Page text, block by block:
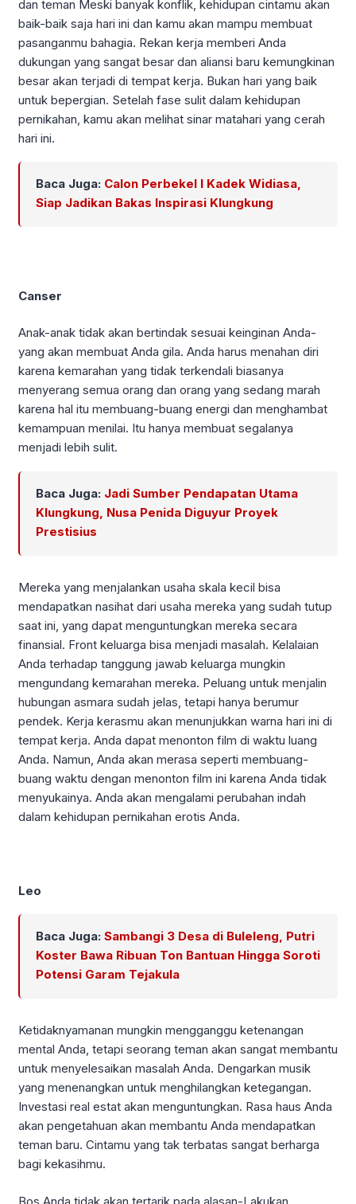
dan teman Meski banyak konflik, kehidupan cintamu akan
baik-baik saja hari ini dan kamu akan mampu membuat
pasanganmu bahagia. Rekan kerja memberi Anda
dukungan yang sangat besar dan aliansi baru kemungkinan
besar akan terjadi di tempat kerja. Bukan hari yang baik
untuk bepergian. Setelah fase sulit dalam kehidupan
pernikahan, kamu akan melihat sinar matahari yang cerah
hari ini.
Baca Juga: Calon Perbekel I Kadek Widiasa,
Siap Jadikan Bakas Inspirasi Klungkung
Canser
Anak-anak tidak akan bertindak sesuai keinginan Anda-
yang akan membuat Anda gila. Anda harus menahan diri
karena kemarahan yang tidak terkendali biasanya
menyerang semua orang dan orang yang sedang marah
karena hal itu membuang-buang energi dan menghambat
kemampuan menilai. Itu hanya membuat segalanya
menjadi lebih sulit.
Baca Juga: Jadi Sumber Pendapatan Utama
Klungkung, Nusa Penida Diguyur Proyek
Prestisius
Mereka yang menjalankan usaha skala kecil bisa
mendapatkan nasihat dari usaha mereka yang sudah tutup
saat ini, yang dapat menguntungkan mereka secara
finansial. Front keluarga bisa menjadi masalah. Kelalaian
Anda terhadap tanggung jawab keluarga mungkin
mengundang kemarahan mereka. Peluang untuk menjalin
hubungan asmara sudah jelas, tetapi hanya berumur
pendek. Kerja kerasmu akan menunjukkan warna hari ini di
tempat kerja. Anda dapat menonton film di waktu luang
Anda. Namun, Anda akan merasa seperti membuang-
buang waktu dengan menonton film ini karena Anda tidak
menyukainya. Anda akan mengalami perubahan indah
dalam kehidupan pernikahan erotis Anda.
Leo
Baca Juga: Sambangi 3 Desa di Buleleng, Putri
Koster Bawa Ribuan Ton Bantuan Hingga Soroti
Potensi Garam Tejakula
Ketidaknyamanan mungkin mengganggu ketenangan
mental Anda, tetapi seorang teman akan sangat membantu
untuk menyelesaikan masalah Anda. Dengarkan musik
yang menenangkan untuk menghilangkan ketegangan.
Investasi real estat akan menguntungkan. Rasa haus Anda
akan pengetahuan akan membantu Anda mendapatkan
teman baru. Cintamu yang tak terbatas sangat berharga
bagi kekasihmu.
Bos Anda tidak akan tertarik pada alasan-Lakukan